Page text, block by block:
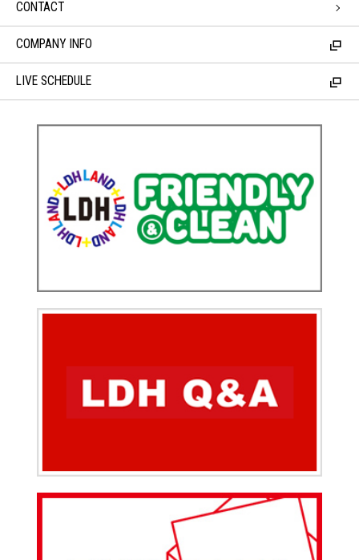
CONTACT
COMPANY INFO
LIVE SCHEDULE